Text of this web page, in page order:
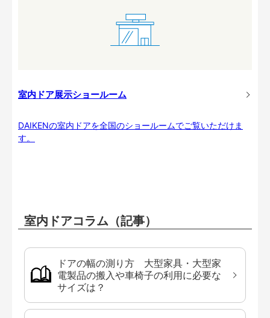
室内ドア展示ショールーム
DAIKENの室内ドアを全国のショールームでご覧いただけま
す。
室内ドアコラム（記事）
ドアの幅の測り方 大型家具・大型家
電製品の搬入や車椅子の利用に必要な
サイズは？